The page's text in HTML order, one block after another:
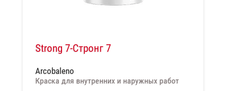
Strong 7-Стронг 7
Arcobaleno
Краска для внутренних и наружных работ